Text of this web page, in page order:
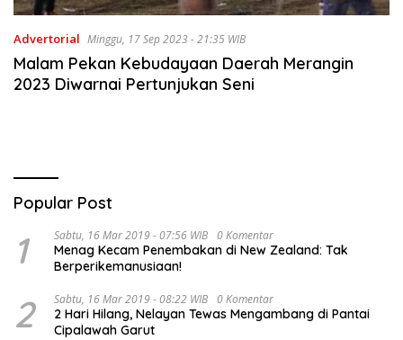
Advertorial Minggu, 17 Sep 2023 - 21:35 WIB
Malam Pekan Kebudayaan Daerah Merangin
2023 Diwarnai Pertunjukan Seni
Popular Post
1 Sabtu, 16 Mar 2019 - 07:56 WIB 0 Komentar
Menag Kecam Penembakan di New Zealand: Tak
Berperikemanusiaan!
2 Sabtu, 16 Mar 2019 - 08:22 WIB 0 Komentar
2 Hari Hilang, Nelayan Tewas Mengambang di Pantai
Cipalawah Garut